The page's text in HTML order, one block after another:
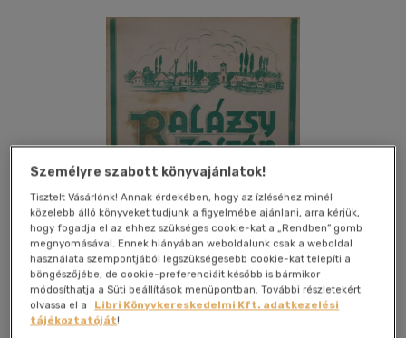
Kívánságlistához adom
Személyre szabott könyvajánlatok!
Tisztelt Vásárlónk! Annak érdekében, hogy az ízléséhez minél
közelebb álló könyveket tudjunk a figyelmébe ajánlani, arra kérjük,
hogy fogadja el az ehhez szükséges cookie-kat a „Rendben” gomb
megnyomásával. Ennek hiányában weboldalunk csak a weboldal
használata szempontjából legszükségesebb cookie-kat telepíti a
böngészőjébe, de cookie-preferenciáit később is bármikor
módosíthatja a Süti beállítások menüpontban. További részletekért
olvassa el a
Libri Könyvkereskedelmi Kft. adatkezelési
tájékoztatóját!